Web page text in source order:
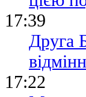
17:39
Друга
17:22